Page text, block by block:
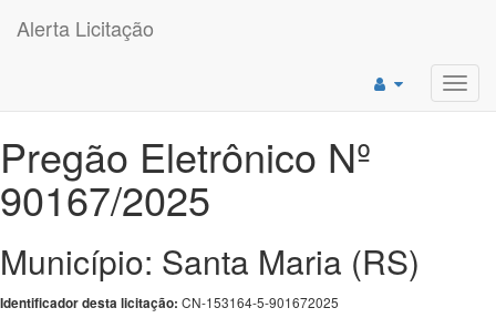
Alerta Licitação
Pregão Eletrônico Nº
90167/2025
Município: Santa Maria (RS)
Identificador desta licitação: CN-153164-5-901672025